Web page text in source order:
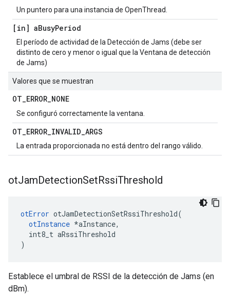
Un puntero para una instancia de OpenThread.
[in] aBusyPeriod
El período de actividad de la Detección de Jams (debe ser
distinto de cero y menor o igual que la Ventana de detección
de Jams)
Valores que se muestran
OT_ERROR_NONE
Se configuró correctamente la ventana.
OT_ERROR_INVALID_ARGS
La entrada proporcionada no está dentro del rango válido.
otJamDetectionSetRssiThreshold
otError otJamDetectionSetRssiThreshold(
otInstance *aInstance,
int8_t aRssiThreshold
)
Establece el umbral de RSSI de la detección de Jams (en
dBm).